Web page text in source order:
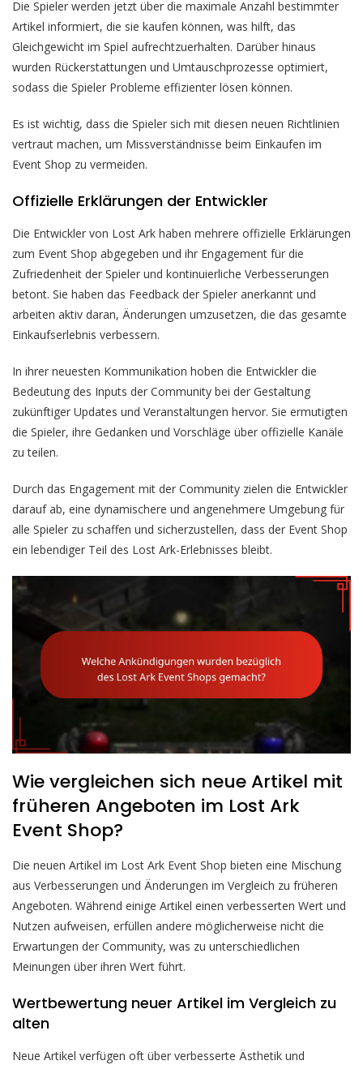
Die Spieler werden jetzt über die maximale Anzahl bestimmter
Artikel informiert, die sie kaufen können, was hilft, das
Gleichgewicht im Spiel aufrechtzuerhalten. Darüber hinaus
wurden Rückerstattungen und Umtauschprozesse optimiert,
sodass die Spieler Probleme effizienter lösen können.
Es ist wichtig, dass die Spieler sich mit diesen neuen Richtlinien
vertraut machen, um Missverständnisse beim Einkaufen im
Event Shop zu vermeiden.
Offizielle Erklärungen der Entwickler
Die Entwickler von Lost Ark haben mehrere offizielle Erklärungen
zum Event Shop abgegeben und ihr Engagement für die
Zufriedenheit der Spieler und kontinuierliche Verbesserungen
betont. Sie haben das Feedback der Spieler anerkannt und
arbeiten aktiv daran, Änderungen umzusetzen, die das gesamte
Einkaufserlebnis verbessern.
In ihrer neuesten Kommunikation hoben die Entwickler die
Bedeutung des Inputs der Community bei der Gestaltung
zukünftiger Updates und Veranstaltungen hervor. Sie ermutigten
die Spieler, ihre Gedanken und Vorschläge über offizielle Kanäle
zu teilen.
Durch das Engagement mit der Community zielen die Entwickler
darauf ab, eine dynamischere und angenehmere Umgebung für
alle Spieler zu schaffen und sicherzustellen, dass der Event Shop
ein lebendiger Teil des Lost Ark-Erlebnisses bleibt.
Wie vergleichen sich neue Artikel mit
früheren Angeboten im Lost Ark
Event Shop?
Die neuen Artikel im Lost Ark Event Shop bieten eine Mischung
aus Verbesserungen und Änderungen im Vergleich zu früheren
Angeboten. Während einige Artikel einen verbesserten Wert und
Nutzen aufweisen, erfüllen andere möglicherweise nicht die
Erwartungen der Community, was zu unterschiedlichen
Meinungen über ihren Wert führt.
Wertbewertung neuer Artikel im Vergleich zu
alten
Neue Artikel verfügen oft über verbesserte Ästhetik und